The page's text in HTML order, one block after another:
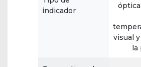
indicador
visual
la